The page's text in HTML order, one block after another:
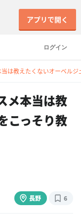
ログイン
アプリで開く
は教えたくないオーベルジ
メ本当は教
こっそり教
長野 6